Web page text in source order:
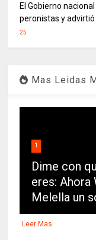
El Gobierno
peronistas y
25
Mas Leidas
1
Dime con
eres: Ahora
Melella un
Leer Mas